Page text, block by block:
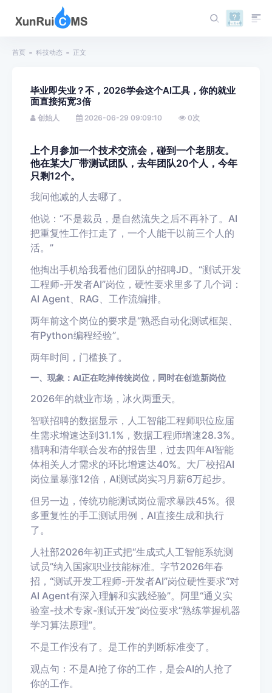
首页 科技动态 正文
毕业即失业？不，2026学会这个AI工具，你的就业
面直接拓宽3倍
创始人 2026-06-29 09:09:10 0次
上个月参加一个技术交流会，碰到一个老朋友。
他在某大厂带测试团队，去年团队20个人，今年
只剩12个。
我问他减的人去哪了。
他说：“不是裁员，是自然流失之后不再补了。AI
把重复性工作扛走了，一个人能干以前三个人的
活。”
他掏出手机给我看他们团队的招聘JD。“测试开发
工程师-开发者AI”岗位，硬性要求里多了几个词：
AI Agent、RAG、工作流编排。
两年前这个岗位的要求是“熟悉自动化测试框架、
有Python编程经验”。
两年时间，门槛换了。
一、现象：AI正在吃掉传统岗位，同时在创造新岗位
2026年的就业市场，冰火两重天。
智联招聘的数据显示，人工智能工程师职位应届
生需求增速达到31.1%，数据工程师增速28.3%。
猎聘和清华联合发布的报告里，过去四年AI智能
体相关人才需求的环比增速达40%。大厂校招AI
岗位量暴涨12倍，AI测试岗实习月薪6万起步。
但另一边，传统功能测试岗位需求暴跌45%。很
多重复性的手工测试用例，AI直接生成和执行
了。
人社部2026年初正式把“生成式人工智能系统测
试员”纳入国家职业技能标准。字节2026年春
招，“测试开发工程师-开发者AI”岗位硬性要求“对
AI Agent有深入理解和实践经验”。阿里“通义实
验室-技术专家-测试开发”岗位要求“熟练掌握机器
学习算法原理”。
不是工作没有了。是工作的判断标准变了。
观点句：不是AI抢了你的工作，是会AI的人抢了
你的工作。